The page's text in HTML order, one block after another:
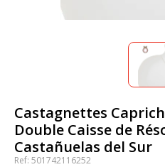
Castagnettes
Double Caisse de
Castañuelas del Sur
Ref: 501742116252